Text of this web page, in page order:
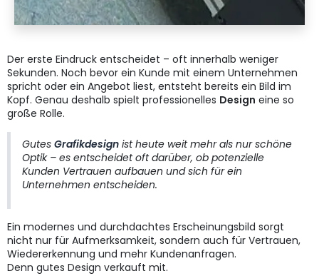
Der erste Eindruck entscheidet – oft innerhalb weniger
Sekunden. Noch bevor ein Kunde mit einem Unternehmen
spricht oder ein Angebot liest, entsteht bereits ein Bild im
Kopf. Genau deshalb spielt professionelles Design eine so
große Rolle.
Gutes Grafikdesign ist heute weit mehr als nur schöne
Optik – es entscheidet oft darüber, ob potenzielle
Kunden Vertrauen aufbauen und sich für ein
Unternehmen entscheiden.
Ein modernes und durchdachtes Erscheinungsbild sorgt
nicht nur für Aufmerksamkeit, sondern auch für Vertrauen,
Wiedererkennung und mehr Kundenanfragen.
Denn gutes Design verkauft mit.